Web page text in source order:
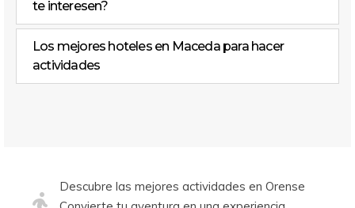
te interesen?
Los mejores hoteles en Maceda para hacer
actividades
Descubre las mejores actividades en Orense